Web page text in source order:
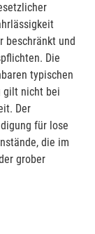
beschränkt und
Die
typischen
gilt nicht bei
Der
für lose
die im
grober